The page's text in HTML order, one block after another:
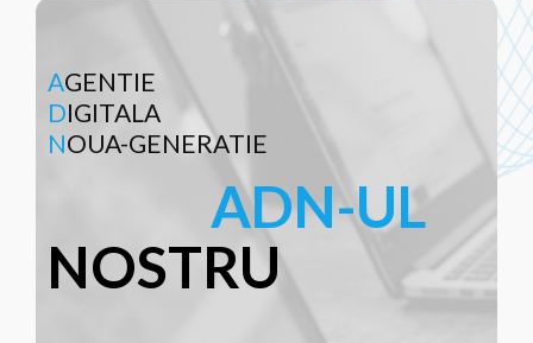
AGENTIE
DIGITALA
NOUA-GENERATIE
ADN-UL
NOSTRU